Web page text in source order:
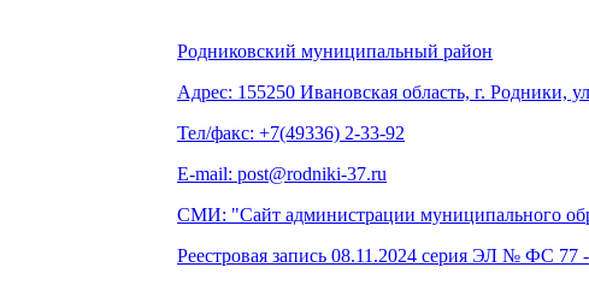
Родниковский муниципальный район
Адрес: 155250 Ивановская область, г. Родники,
Тел/факс: +7(49336) 2-33-92
E-mail: post@rodniki-37.ru
СМИ: "Сайт администрации муниципального
Реестровая запись 08.11.2024 серия ЭЛ № ФС 77